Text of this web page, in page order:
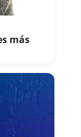
más